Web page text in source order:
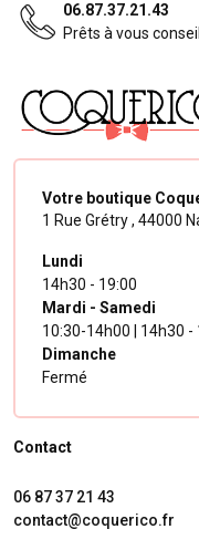
06.87.37.21.43
Prêts à vous
Votre boutique
1 Rue Grétry , 44000
Lundi
14h30 - 19:00
Mardi - Samedi
10:30-14h00 | 14h30 -
Dimanche
Fermé
Contact
06 87 37 21 43
contact@coquerico.fr